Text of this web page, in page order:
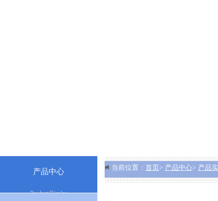
产品中心
Product Display
当前位置： 首页 > 产品中心> 产品